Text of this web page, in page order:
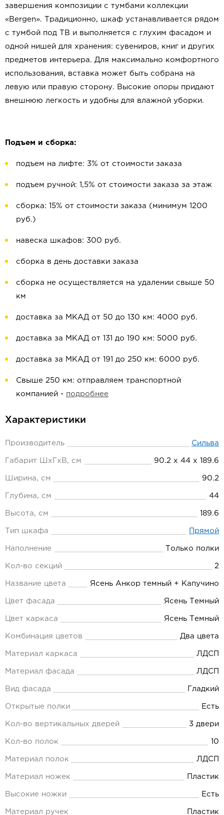
завершения композиции с тумбами коллекции
«Вergen». Традиционно, шкаф устанавливается рядом
с тумбой под ТВ и выполняется с глухим фасадом и
одной нишей для хранения: сувениров, книг и других
предметов интерьера. Для максимально комфортного
использования, вставка может быть собрана на
левую или правую сторону. Высокие опоры придают
внешнюю легкость и удобны для влажной уборки.
Подъем и сборка:
подъем на лифте: 3% от стоимости заказа
подъем ручной: 1,5% от стоимости заказа за этаж
сборка: 15% от стоимости заказа (минимум 1200
руб.)
навеска шкафов: 300 руб.
сборка в день доставки заказа
сборка не осуществляется на удалении свыше 50
км
доставка за МКАД от 50 до 130 км: 4000 руб.
доставка за МКАД от 131 до 190 км: 5000 руб.
доставка за МКАД от 191 до 250 км: 6000 руб.
Свыше 250 км: отправляем транспортной
компанией - подробнее
Характеристики
Производитель Сильва
Габарит ШхГхВ, см 90.2 х 44 х 189.6
Ширина, см 90.2
Глубина, см 44
Высота, см 189.6
Тип шкафа Прямой
Наполнение Только полки
Кол-во секций 2
Название цвета Ясень Анкор темный + Капучино
Цвет фасада Ясень Темный
Цвет каркаса Ясень Темный
Комбинация цветов Два цвета
Материал каркаса ЛДСП
Материал фасада ЛДСП
Вид фасада Гладкий
Открытые полки Есть
Кол-во вертикальных дверей 3 двери
Кол-во полок 10
Материал полок ЛДСП
Материал ножек Пластик
Высокие ножки Есть
Материал ручек Пластик